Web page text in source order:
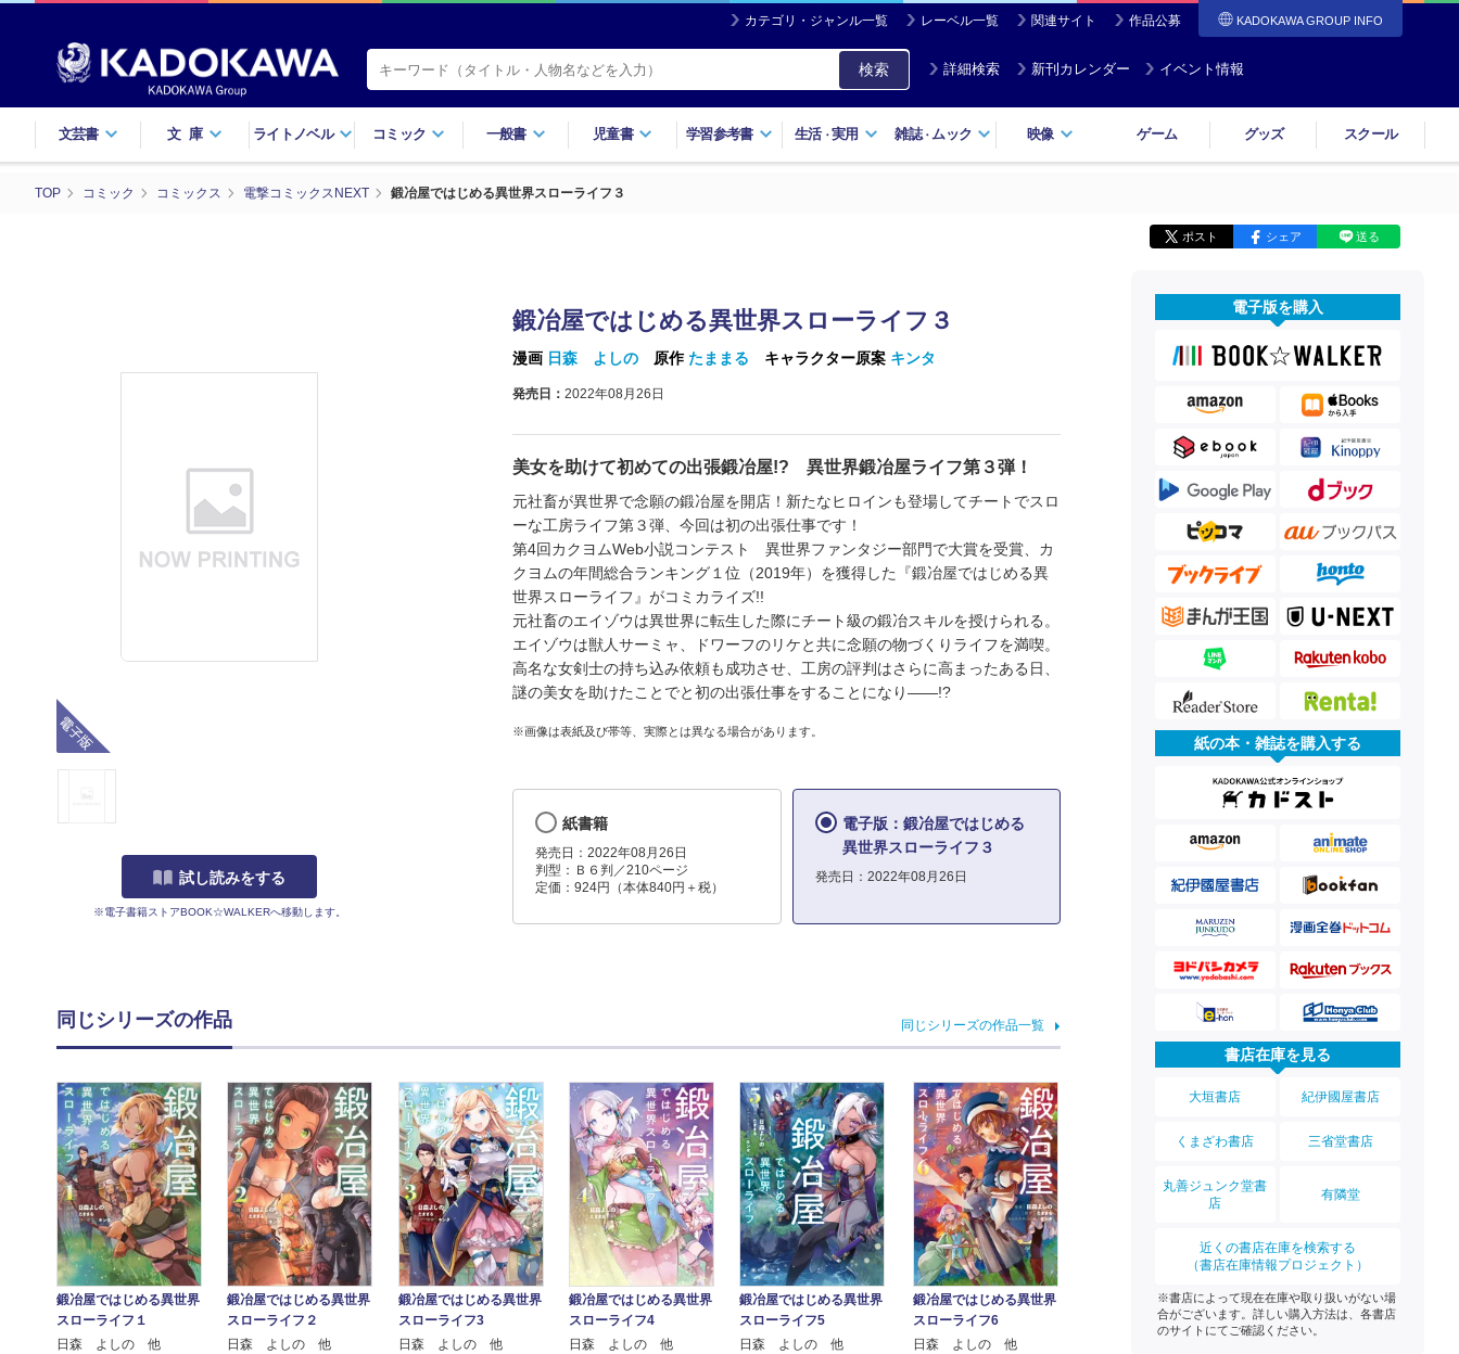
カテゴリ・ジャンル一覧 レーベル一覧 関連サイト 作品公募 KADOKAWA GROUP INFO
検索 詳細検索 新刊カレンダー イベント情報
文芸書 文庫 ライトノベル コミック 一般書 児童書 学習参考書 生活・実用 雑誌・ ムック 映像 ゲーム グッズ スクール
TOP コミック コミックス 電撃コミックスNEXT 鍛冶屋ではじめる異世界スローライフ３
ポスト シェア 送る
試し読みをする
※電子書籍ストアBOOK☆WALKERへ移動します。
鍛冶屋ではじめる異世界スローライフ３
漫画 日森 よしの 原作たままる キャラクター原案 キンタ
発売日： 2022年08月26日
美女を助けて初めての出張鍛冶屋!? 異世界鍛冶屋ライフ第３弾！
元社畜が異世界で念願の鍛冶屋を開店！新たなヒロインも登場してチートでスロ
ーな工房ライフ第３弾、今回は初の出張仕事です！
第4回カクヨムWeb小説コンテスト 異世界ファンタジー部門で大賞を受賞、カ
クヨムの年間総合ランキング１位（2019年）を獲得した『鍛冶屋ではじめる異
世界スローライフ』がコミカライズ!!
元社畜のエイゾウは異世界に転生した際にチート級の鍛冶スキルを授けられる。
エイゾウは獣人サーミャ、ドワーフのリケと共に念願の物づくりライフを満喫。
高名な女剣士の持ち込み依頼も成功させ、工房の評判はさらに高まったある日、
謎の美女を助けたことでと初の出張仕事をすることになり――!?
※画像は表紙及び帯等、実際とは異なる場合があります。
紙書籍
発売日：2022年08月26日
判型：Ｂ６判／210ページ
定価：924円（本体840円＋税）
電子版：鍛冶屋ではじめる
異世界スローライフ３
発売日：2022年08月26日
同じシリーズの作品 同じシリーズの作品一覧
鍛冶屋ではじめる異世界
スローライフ１
日森 よしの 他
鍛冶屋ではじめる異世界
スローライフ２
日森 よしの 他
鍛冶屋ではじめる異世界
スローライフ3
日森 よしの 他
鍛冶屋ではじめる異世界
スローライフ4
日森 よしの 他
鍛冶屋ではじめる異世界
スローライフ5
日森 よしの 他
鍛冶屋ではじめる異世界
スローライフ6
日森 よしの 他
電子版を購入
紙の本・雑誌を購入する
書店在庫を見る
大垣書店 紀伊國屋書店
くまざわ書店 三省堂書店
丸善ジュンク堂書
店
有隣堂
近くの書店在庫を検索する
（書店在庫情報プロジェクト）
※書店によって現在在庫や取り扱いがない場
合がございます。詳しい購入方法は、各書店
のサイトにてご確認ください。